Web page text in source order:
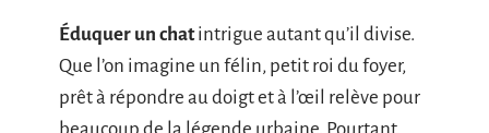
Éduquer un chatintrigue autant qu’il divise.
Que l’on imagine un félin, petit roi du foyer,
prêt à répondre au doigt et à l’œil relève pour
beaucoup de la légende urbaine. Pourtant,